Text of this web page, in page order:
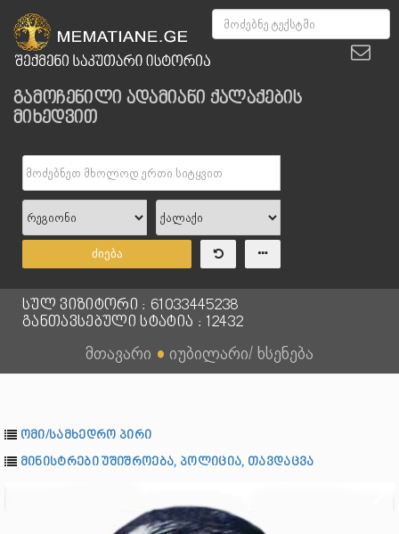
გამოჩენილი ადამიანი ქალაქების
მიხედვით
ძიება
სულ ვიზიტორი : 61033445238
განთავსებული სტატია : 12432
მთავარი ● იუბილარი/ ხსენება
ომი/სამხედრო პირი
მინისტრები უშიშროება, პოლიცია, თავდაცვა